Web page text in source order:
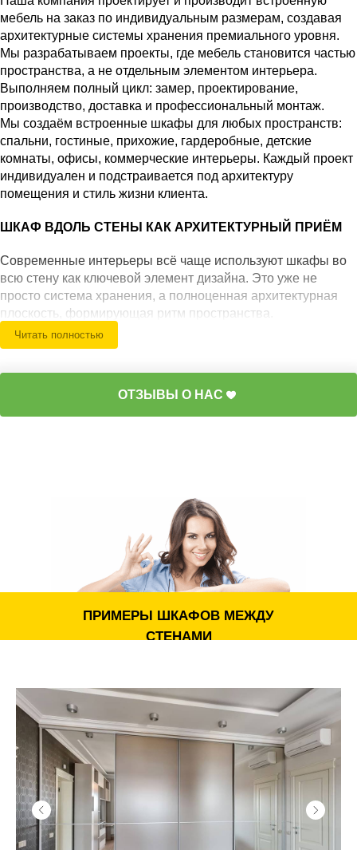
мебель на заказ по индивидуальным размерам, создавая
архитектурные системы хранения премиального уровня.
Мы разрабатываем проекты, где мебель становится частью
пространства, а не отдельным элементом интерьера.
Выполняем полный цикл: замер, проектирование,
производство, доставка и профессиональный монтаж.
Мы создаём встроенные шкафы для любых пространств:
спальни, гостиные, прихожие, гардеробные, детские
комнаты, офисы, коммерческие интерьеры. Каждый проект
индивидуален и подстраивается под архитектуру
помещения и стиль жизни клиента.
ШКАФ ВДОЛЬ СТЕНЫ КАК АРХИТЕКТУРНЫЙ ПРИЁМ
Современные интерьеры всё чаще используют шкафы во
всю стену как ключевой элемент дизайна. Это уже не
просто система хранения, а полноценная архитектурная
плоскость, формирующая ритм пространства.
Встроенные шкафы в стену — это элемент интерьера,
который полностью интегрируется в пространство и
проектах это создаёт эффект цельной поверхности без
визуального шума.
ОСНОВНЫЕ ТИПЫ ШКАФОВ
Мы реализуем шкафы-купе во всю стену, распашные и
комбинированные варианты, меблировку с открытыми
секциями и витринами, системы хранения для одежды,
книг, техники, документов и аксессуаров. При
необходимости организуем встроенное рабочее место,
место для ТВ И декоративные полки.
Встроенный шкаф во всю стену с раздвижными
фасадами
Шкаф‑купе во всю стену с зеркальными,
стеклянными или матовыми дверями
Модульные системы с чередованием открытых и
закрытых блоков
Глубокие шкафы в нише с зонами для хранения
сезонных вещей
Шкафы‑гардеробные во всю стену с
Читать полностью
ОТЗЫВЫ О НАС
ПРИМЕРЫ ШКАФОВ МЕЖДУ
СТЕНАМИ